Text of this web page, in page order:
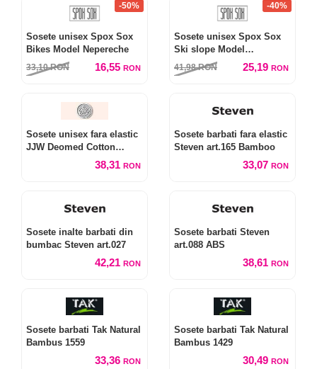
-50%
Sosete unisex Spox Sox
Bikes Model Nepereche
33,10RON 16,55 RON
-40%
Sosete unisex Spox Sox
Ski slope Model
Nepereche
41,98RON 25,19 RON
Sosete unisex fara elastic
JJW Deomed Cotton
38,31 RON
Sosete barbati fara elastic
Steven art.165 Bamboo
33,07 RON
Sosete inalte barbati din
bumbac Steven art.027
42,21 RON
Sosete barbati Steven
art.088 ABS
38,61 RON
Sosete barbati Tak Natural
Bambus 1559
33,36 RON
Sosete barbati Tak Natural
Bambus 1429
30,49 RON